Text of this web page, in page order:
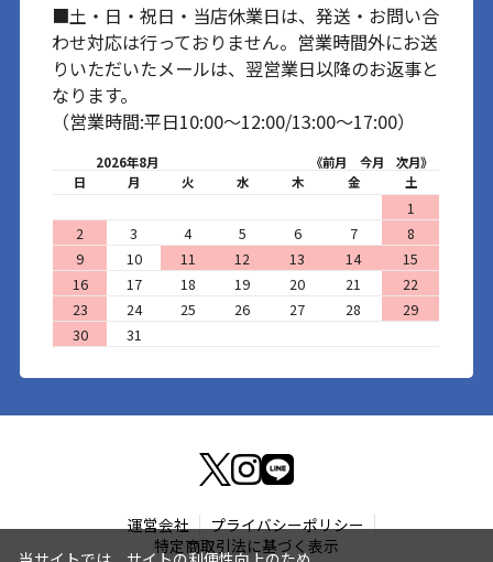
■土・日・祝日・当店休業日は、発送・お問い合
わせ対応は行っておりません。営業時間外にお送
りいただいたメールは、翌営業日以降のお返事と
なります。
（営業時間:平日10:00～12:00/13:00～17:00）
2026年8月 《前月 今月
次月》
日
月 火 水 木 金 土
1
2
3 4 5 6 7
8
9
10 11 12 13 14
15
16
17 18 19 20 21
22
23
24 25 26 27 28
29
30
31
運営会社
プライバシーポリシー
特定商取引法に基づく表示